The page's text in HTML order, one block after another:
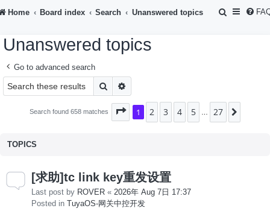
Home Board index Search Unanswered topics
S
Unanswered topics
Go to advanced search
Search
Search found 658 matches Page 1of27
1 2 3 4 5 27
TOPICS
[求助]tc link key重发设置
Last post by ROVER « 2026年 Aug 7日 17:37
Posted in TuyaOS-网关中控开发